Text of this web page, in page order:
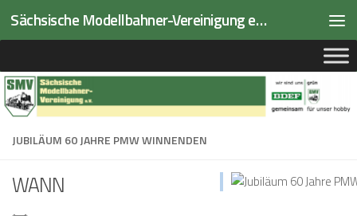
Zum Inhalt springen Sächsische Modellbahner-Vereinigung e.V.
JUBILÄUM 60 JAHRE PMW WINNENDEN
WANN